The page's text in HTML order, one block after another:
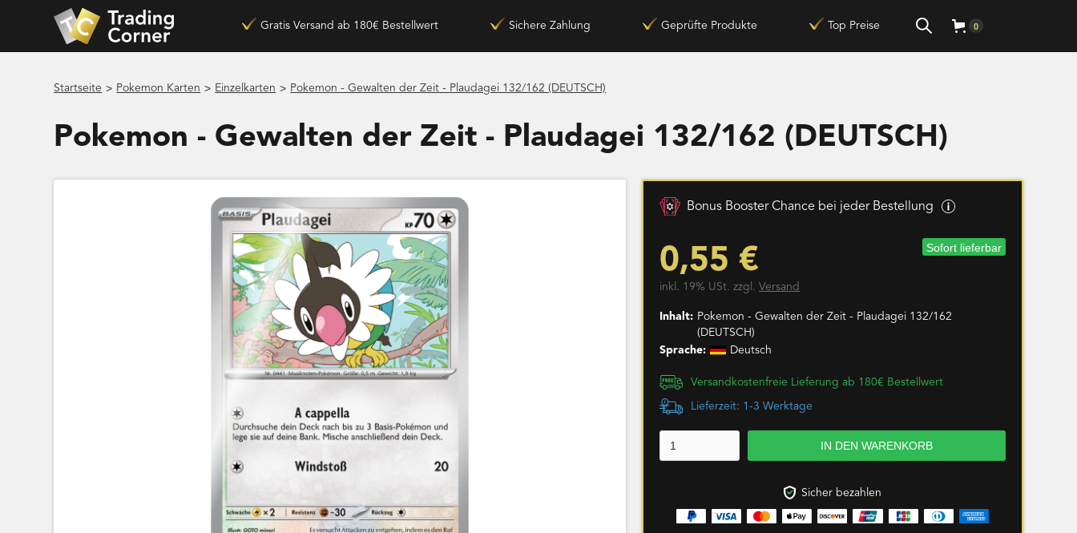
Gratis Versand ab 180€ Bestellwert Sichere Zahlung Geprüfte Produkte Top Preise 0
Startseite > Pokemon Karten > Einzelkarten > Pokemon - Gewalten der Zeit - Plaudagei 132/162 (DEUTSCH)
Pokemon - Gewalten der Zeit - Plaudagei 132/162 (DEUTSCH)
Bonus Booster Chance bei jeder Bestellung
0,55 € Sofort lieferbar
inkl. 19% USt. zzgl. Versand
Inhalt: Pokemon - Gewalten der Zeit - Plaudagei 132/162
(DEUTSCH)
Sprache:
Deutsch
Versandkostenfreie Lieferung ab 180€ Bestellwert
Lieferzeit: 1-3 Werktage
Sicher bezahlen